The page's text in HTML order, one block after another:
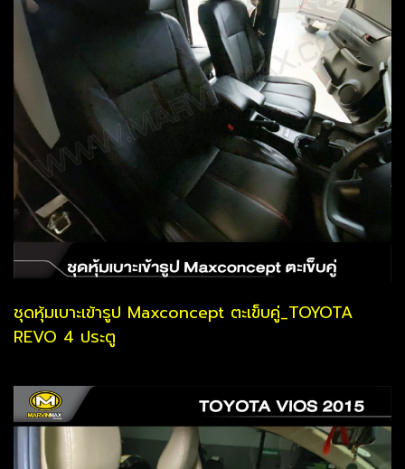
ชุดหุ้มเบาะเข้ารูป Maxconcept ตะเข็บคู่_TOYOTA
REVO 4 ประตู